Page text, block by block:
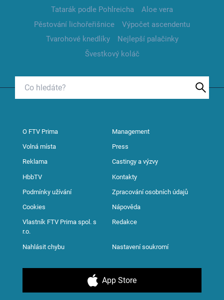
Tatarák podle Pohlreicha
Aloe vera
Pěstování lichořeřišnice
Výpočet ascendentu
Tvarohové knedlíky
Nejlepší palačinky
Švestkový koláč
O FTV Prima Management
Volná místa Press
Reklama Castingy a výzvy
HbbTV Kontakty
Podmínky užívání Zpracování osobních údajů
Cookies Nápověda
Vlastník FTV Prima spol. s
r.o.
Redakce
Nahlásit chybu Nastavení soukromí
App Store